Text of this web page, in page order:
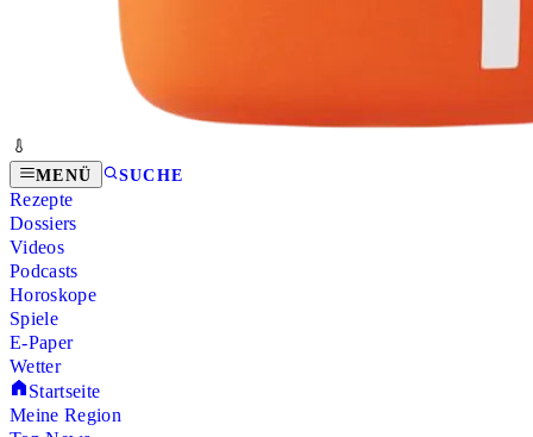
MENÜ SUCHE
Rezepte
Dossiers
Videos
Podcasts
Horoskope
Spiele
E-Paper
Wetter
Startseite
Meine Region